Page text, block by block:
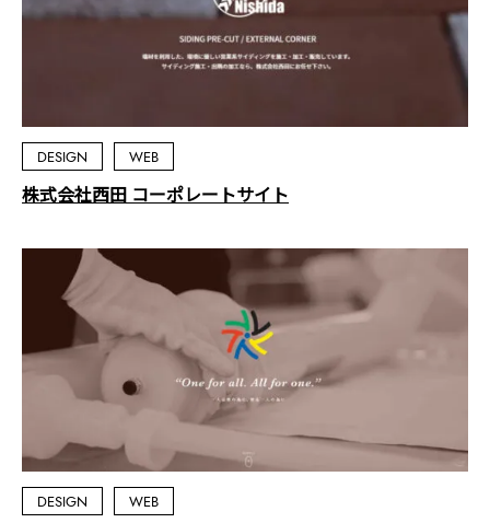
DESIGN WEB
株式会社西田 コーポレートサイト
DESIGN WEB